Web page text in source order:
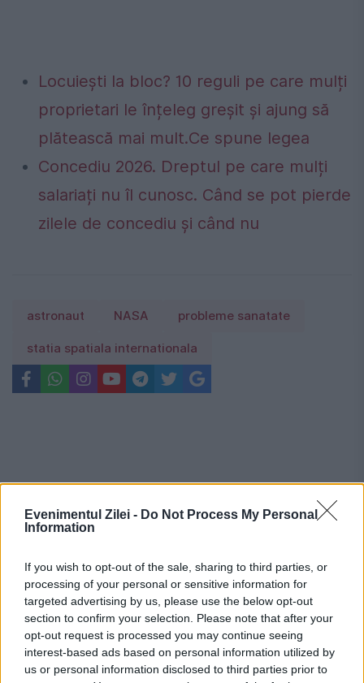
Evenimentul Zilei - Do Not Process My Personal
Information
If you wish to opt-out of the sale, sharing to third parties, or
processing of your personal or sensitive information for
targeted advertising by us, please use the below opt-out
section to confirm your selection. Please note that after your
opt-out request is processed you may continue seeing
interest-based ads based on personal information utilized by
us or personal information disclosed to third parties prior to
Locuiești la bloc? 10 reguli pe care mulți
proprietari le înțeleg greșit și ajung să
plătească mai mult.Ce spune legea
Concediu 2026. Dreptul pe care mulți
salariați nu îl cunosc. Când se pot pierde
zilele de concediu și când nu
astronaut NASA probleme sanatate
statia spatiala internationala
Recomandările noastre